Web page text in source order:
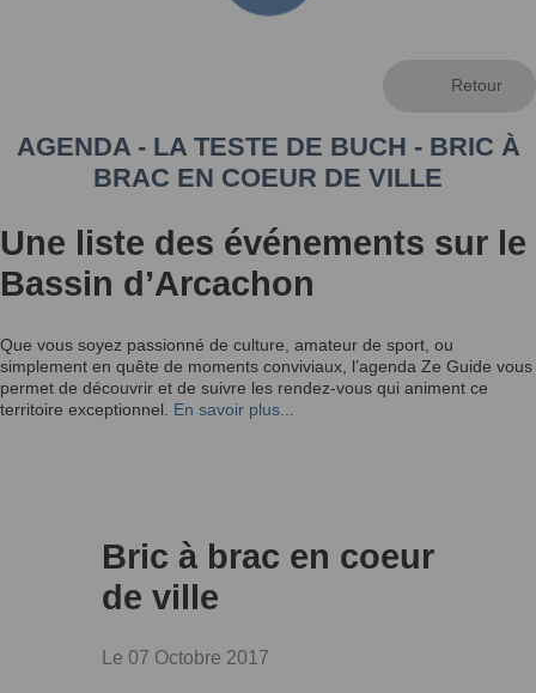
AGENDA - LA TESTE DE BUCH - BRIC À
BRAC EN COEUR DE VILLE
Une liste des événements sur le
Bassin d’Arcachon
Que vous soyez passionné de culture, amateur de sport, ou
simplement en quête de moments conviviaux, l’agenda Ze Guide vous
permet de découvrir et de suivre les rendez-vous qui animent ce
territoire exceptionnel. En savoir plus...
Bric à brac en coeur
de ville
Le 07 Octobre 2017